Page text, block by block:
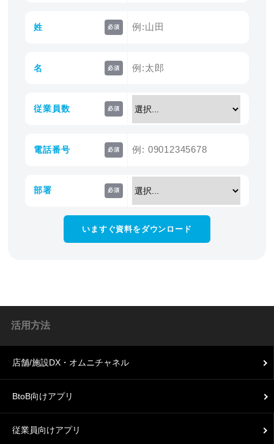
姓 必須
名 必須
従業員数 必須
電話番号 必須
部署 必須
活用方法
店舗/施設DX・オムニチャネル
BtoB向けアプリ
従業員向けアプリ